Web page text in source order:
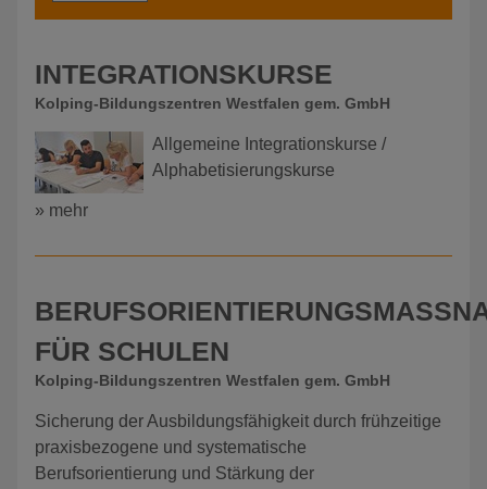
INTEGRATIONSKURSE
Kolping-Bildungszentren Westfalen gem. GmbH
Allgemeine Integrationskurse /
Alphabetisierungskurse
» mehr
ÜR SCHULEN
Kolping-Bildungszentren Westfalen gem. GmbH
Sicherung der Ausbildungsfähigkeit durch frühzeitige
praxisbezogene und systematische
Berufsorientierung und Stärkung der